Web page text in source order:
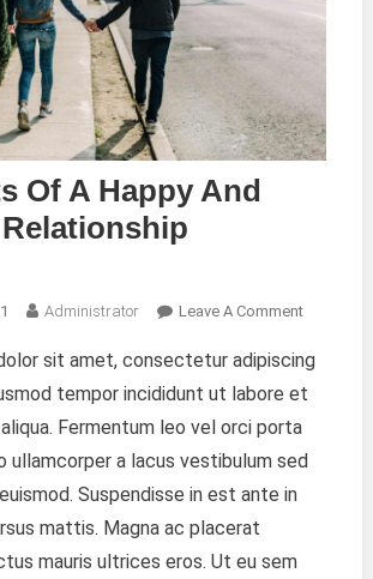
Of A Happy And
Administrator Leave A CommentOn
Secrets
Of
sit amet, consectetur adipiscing
tempor incididunt ut labore et
Fermentum leo vel orci porta
ullamcorper a lacus vestibulum sed
Suspendisse in est ante in
mattis. Magna ac placerat
mauris ultrices eros. Ut eu sem